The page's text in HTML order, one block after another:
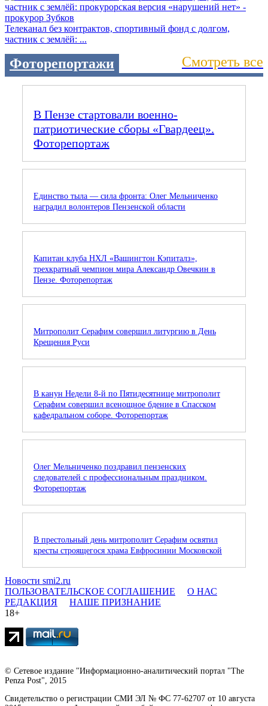
Телеканал без контрактов, спортивный фонд с долгом,
частник с землёй: ...
Фоторепортажи Смотреть все
В Пензе стартовали военно-
патриотические сборы «Гвардеец».
Фоторепортаж
Единство тыла — сила фронта: Олег Мельниченко
наградил волонтеров Пензенской области
Капитан клуба НХЛ «Вашингтон Кэпиталз»,
трехкратный чемпион мира Александр Овечкин в
Пензе. Фоторепортаж
Митрополит Серафим совершил литургию в День
Крещения Руси
В канун Недели 8-й по Пятидесятнице митрополит
Серафим совершил всенощное бдение в Спасском
кафедральном соборе. Фоторепортаж
Олег Мельниченко поздравил пензенских
следователей с профессиональным праздником.
Фоторепортаж
В престольный день митрополит Серафим освятил
кресты строящегося храма Евфросинии Московской
Новости smi2.ru
ПОЛЬЗОВАТЕЛЬСКОЕ СОГЛАШЕНИЕ
О НАС
РЕДАКЦИЯ
НАШЕ ПРИЗНАНИЕ
18+
© Сетевое издание "Информационно-аналитический портал "The
Penza Post", 2015
Свидетельство о регистрации СМИ ЭЛ № ФС 77-62707 от 10 августа